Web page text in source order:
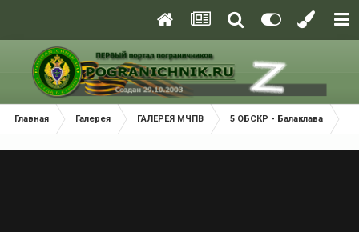
Главная Галерея ГАЛЕРЕЯ МЧПВ 5 ОБСКР - Балаклава